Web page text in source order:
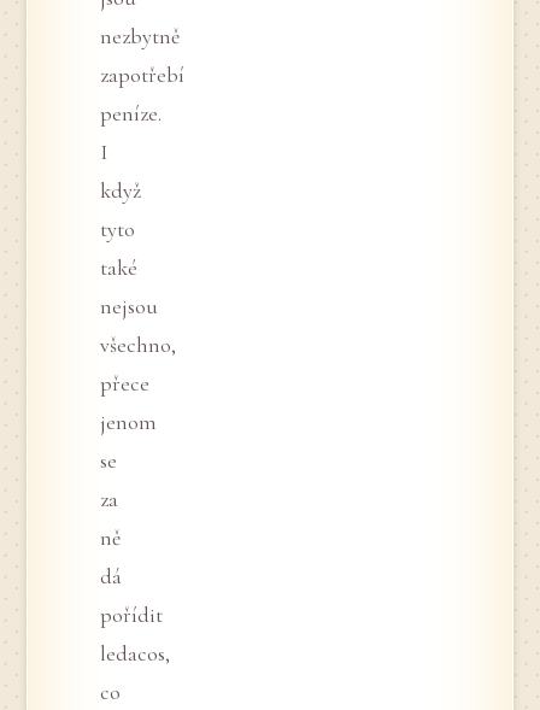
nezbytně
zapotřebí
peníze.
I
když
tyto
také
nejsou
všechno,
přece
jenom
se
za
ně
dá
pořídit
ledacos,
co